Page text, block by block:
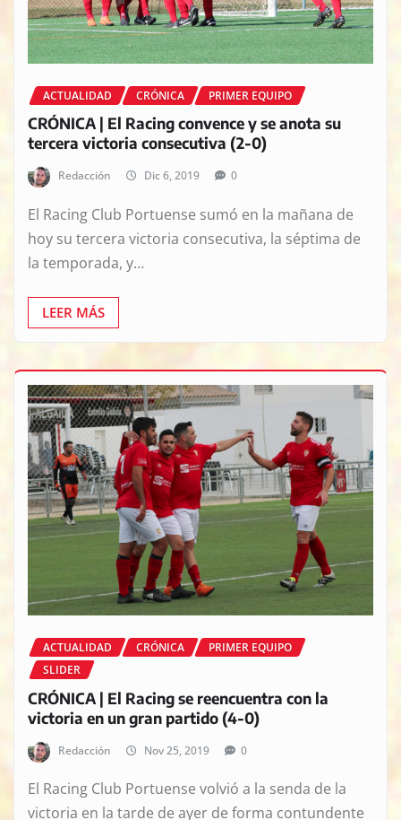
ACTUALIDAD CRÓNICA PRIMER EQUIPO
CRÓNICA | El Racing convence y se anota su
tercera victoria consecutiva (2-0)
Redacción Dic 6, 2019 0
El Racing Club Portuense sumó en la mañana de
hoy su tercera victoria consecutiva, la séptima de
la temporada, y…
LEER MÁS
ACTUALIDAD CRÓNICA
PRIMER EQUIPO
SLIDER
CRÓNICA | El Racing se reencuentra con la
victoria en un gran partido (4-0)
Redacción Nov 25, 2019 0
El Racing Club Portuense volvió a la senda de la
victoria en la tarde de ayer de forma contundente